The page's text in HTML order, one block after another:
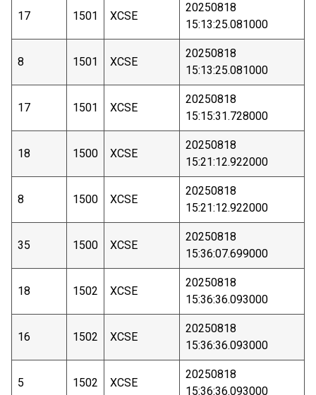
17 1501 XCSE
20250818
15:13:25.081000
8 1501 XCSE
20250818
15:13:25.081000
17 1501 XCSE
20250818
15:15:31.728000
18 1500 XCSE
20250818
15:21:12.922000
8 1500 XCSE
20250818
15:21:12.922000
35 1500 XCSE
20250818
15:36:07.699000
18 1502 XCSE
20250818
15:36:36.093000
16 1502 XCSE
20250818
15:36:36.093000
5 1502 XCSE
20250818
15:36:36.093000